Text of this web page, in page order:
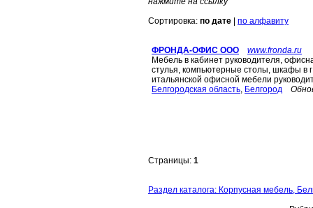
Сортировка: по дате по алфавиту
ФРОНДА-ОФИС ООО
www.fronda.ru
Мебель в кабинет руководителя,
стулья, компьютерные столы, шкафы в
итальянской офисной мебели
Белгородская область, Белгород
Страницы: 1
Раздел каталога: Корпусная мебель,